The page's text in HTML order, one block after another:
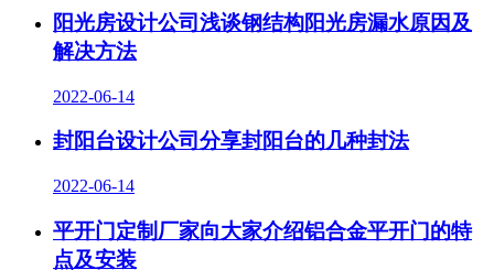
阳光房设计公司浅谈钢结构阳光房漏水原因及
解决方法
2022-06-14
封阳台设计公司分享封阳台的几种封法
2022-06-14
平开门定制厂家向大家介绍铝合金平开门的特
点及安装